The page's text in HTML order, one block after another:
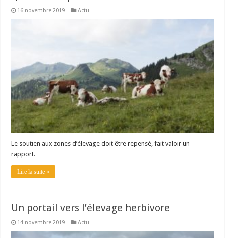
16 novembre 2019 Actu
Le soutien aux zones d’élevage doit être repensé, fait valoir un
rapport.
Lire la suite »
Un portail vers l’élevage herbivore
14 novembre 2019 Actu